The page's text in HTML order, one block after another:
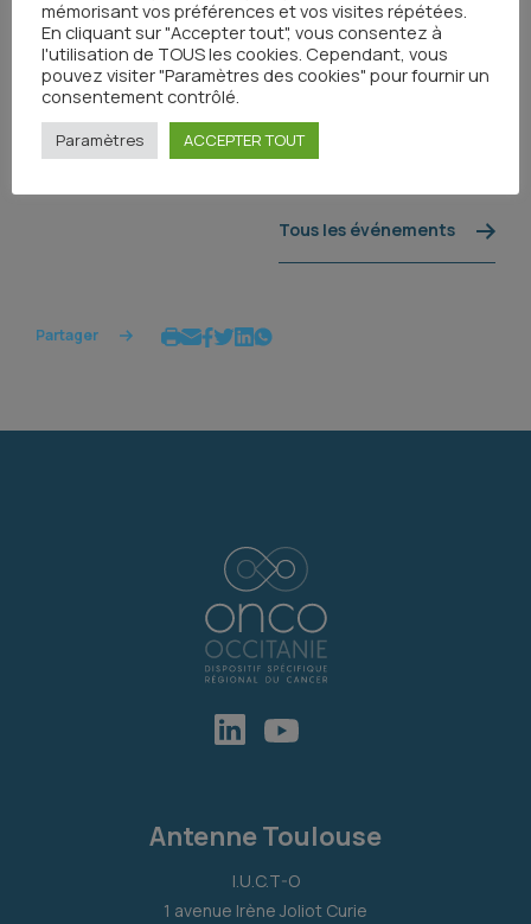
ouvert à toutes les contributions, qu’elles reposent sur
une démarche scientifique ou non. La date limite de
soumission a été étendue jusqu’au 14 février 2025 :
accéder à l’appel à communication.
Tous les événements
Partager
Antenne Toulouse
I.U.C.T-O
1 avenue Irène Joliot Curie
mémorisant vos préférences et vos visites répétées.
En cliquant sur "Accepter tout", vous consentez à
l'utilisation de TOUS les cookies. Cependant, vous
pouvez visiter "Paramètres des cookies" pour fournir un
consentement contrôlé.
Paramètres ACCEPTER TOUT